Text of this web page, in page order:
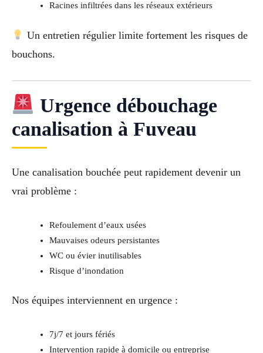
Racines infiltrées dans les réseaux extérieurs
Un entretien régulier limite fortement les risques de
bouchons.
Urgence débouchage
canalisation à Fuveau
Une canalisation bouchée peut rapidement devenir un
vrai problème :
Refoulement d’eaux usées
Mauvaises odeurs persistantes
WC ou évier inutilisables
Risque d’inondation
Nos équipes interviennent en urgence :
7j/7 et jours fériés
Intervention rapide à domicile ou entreprise